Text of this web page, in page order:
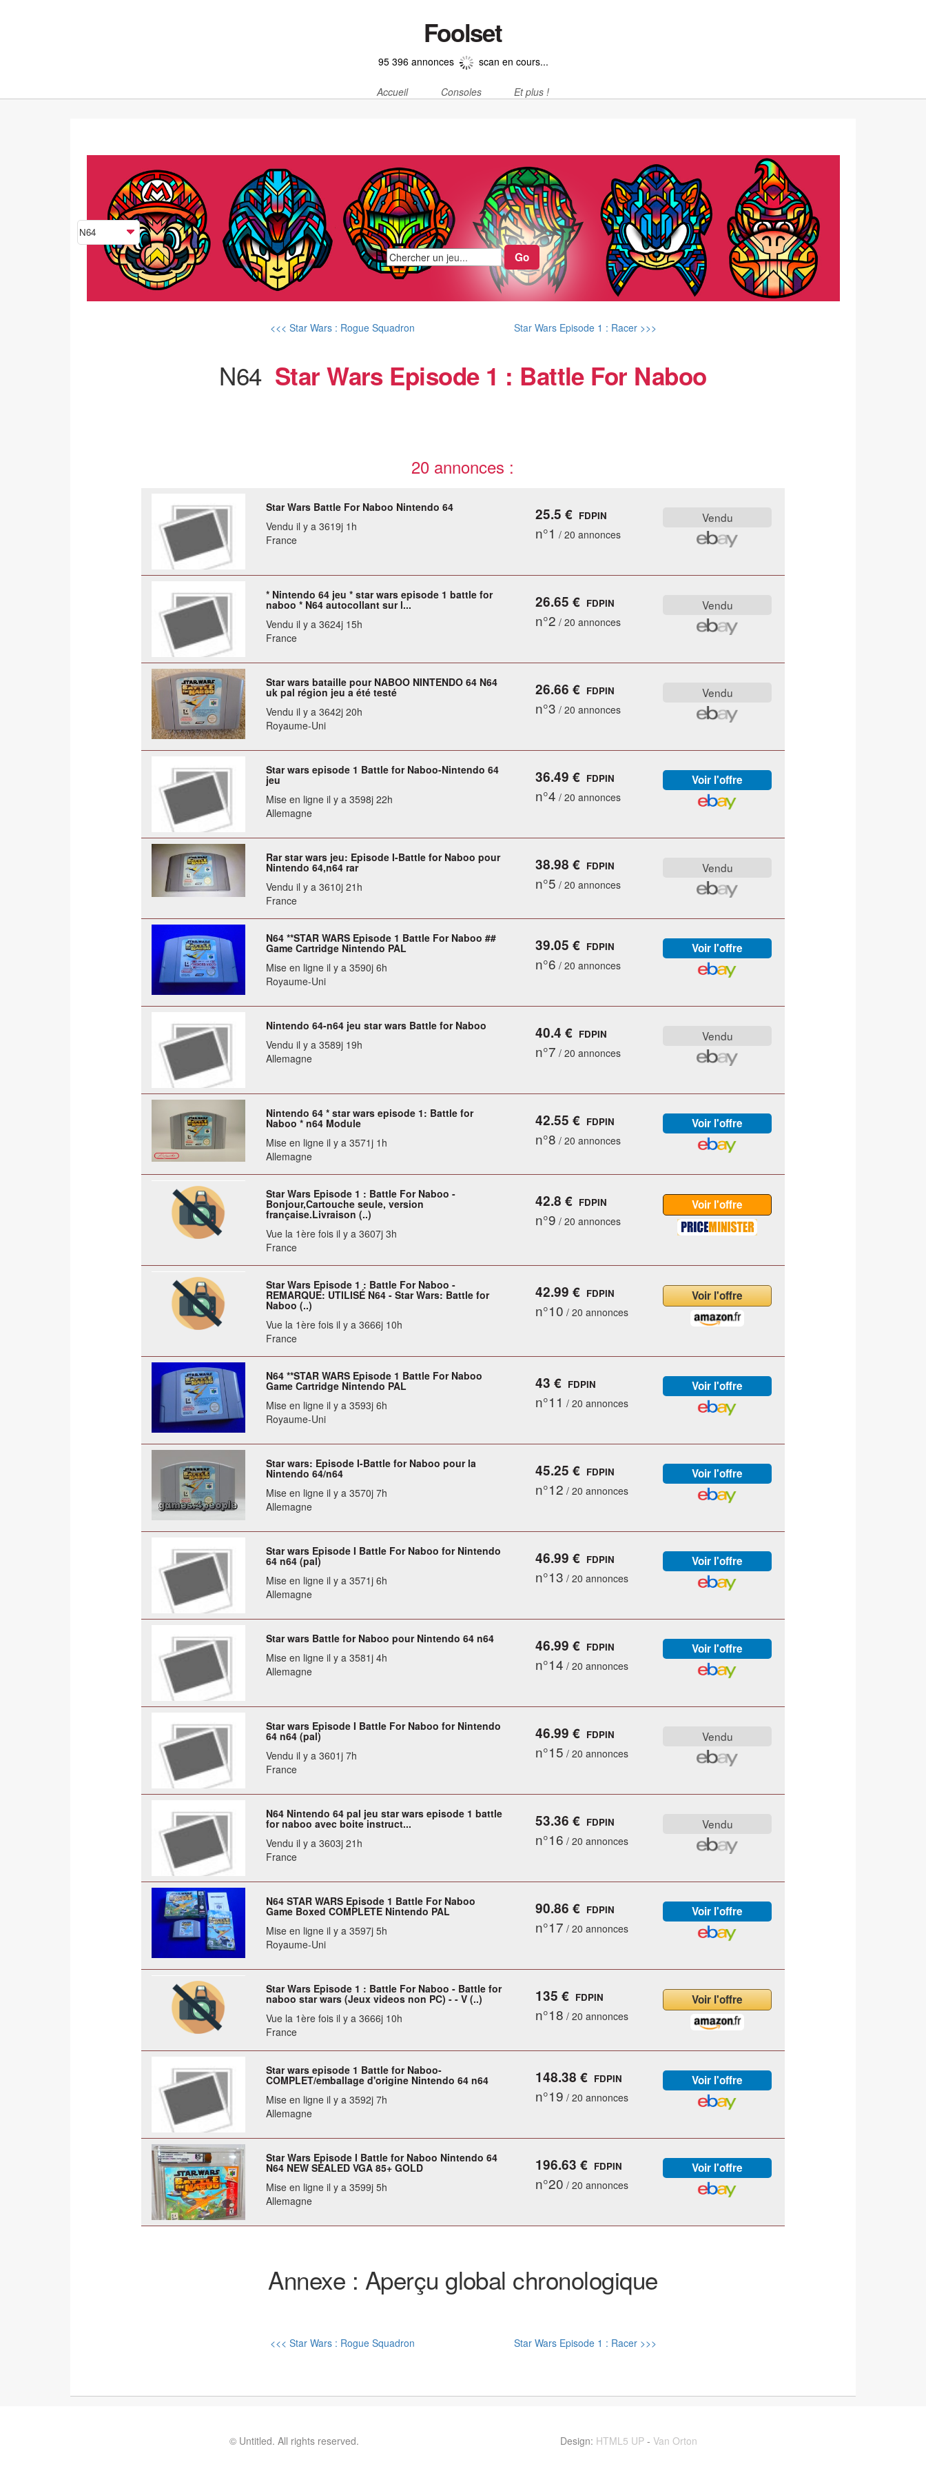
Foolset
95 396 annonces scan en cours...
Accueil Consoles Et plus !
<<< Star Wars : Rogue Squadron Star Wars Episode 1 : Racer >>>
N64 Star Wars Episode 1 : Battle For Naboo
20 annonces :
Star Wars Battle For Naboo Nintendo 64
Vendu il y a 3619j 1h
France
25.5 € FDPIN
n°1 / 20 annonces
* Nintendo 64 jeu * star wars episode 1 battle for
naboo * N64 autocollant sur l...
Vendu il y a 3624j 15h
France
26.65 € FDPIN
n°2 / 20 annonces
Star wars bataille pour NABOO NINTENDO 64 N64
uk pal région jeu a été testé
Vendu il y a 3642j 20h
Royaume-Uni
26.66 € FDPIN
n°3 / 20 annonces
Star wars episode 1 Battle for Naboo-Nintendo 64
jeu
Mise en ligne il y a 3598j 22h
Allemagne
36.49 € FDPIN
n°4 / 20 annonces
Rar star wars jeu: Episode I-Battle for Naboo pour
Nintendo 64,n64 rar
Vendu il y a 3610j 21h
France
38.98 € FDPIN
n°5 / 20 annonces
N64 **STAR WARS Episode 1 Battle For Naboo ##
Game Cartridge Nintendo PAL
Mise en ligne il y a 3590j 6h
Royaume-Uni
39.05 € FDPIN
n°6 / 20 annonces
Nintendo 64-n64 jeu star wars Battle for Naboo
Vendu il y a 3589j 19h
Allemagne
40.4 € FDPIN
n°7 / 20 annonces
Nintendo 64 * star wars episode 1: Battle for
Naboo * n64 Module
Mise en ligne il y a 3571j 1h
Allemagne
42.55 € FDPIN
n°8 / 20 annonces
Star Wars Episode 1 : Battle For Naboo -
Bonjour,Cartouche seule, version
française.Livraison (..)
Vue la 1ère fois il y a 3607j 3h
France
42.8 € FDPIN
n°9 / 20 annonces
Star Wars Episode 1 : Battle For Naboo -
REMARQUE: UTILISÉ N64 - Star Wars: Battle for
Naboo (..)
Vue la 1ère fois il y a 3666j 10h
France
42.99 € FDPIN
n°10 / 20 annonces
N64 **STAR WARS Episode 1 Battle For Naboo
Game Cartridge Nintendo PAL
Mise en ligne il y a 3593j 6h
Royaume-Uni
43 € FDPIN
n°11 / 20 annonces
Star wars: Episode I-Battle for Naboo pour la
Nintendo 64/n64
Mise en ligne il y a 3570j 7h
Allemagne
45.25 € FDPIN
n°12 / 20 annonces
Star wars Episode I Battle For Naboo for Nintendo
64 n64 (pal)
Mise en ligne il y a 3571j 6h
Allemagne
46.99 € FDPIN
n°13 / 20 annonces
Star wars Battle for Naboo pour Nintendo 64 n64
Mise en ligne il y a 3581j 4h
Allemagne
46.99 € FDPIN
n°14 / 20 annonces
Star wars Episode I Battle For Naboo for Nintendo
64 n64 (pal)
Vendu il y a 3601j 7h
France
46.99 € FDPIN
n°15 / 20 annonces
N64 Nintendo 64 pal jeu star wars episode 1 battle
for naboo avec boite instruct...
Vendu il y a 3603j 21h
France
53.36 € FDPIN
n°16 / 20 annonces
N64 STAR WARS Episode 1 Battle For Naboo
Game Boxed COMPLETE Nintendo PAL
Mise en ligne il y a 3597j 5h
Royaume-Uni
90.86 € FDPIN
n°17 / 20 annonces
Star Wars Episode 1 : Battle For Naboo - Battle for
naboo star wars (Jeux videos non PC) - - V (..)
Vue la 1ère fois il y a 3666j 10h
France
135 € FDPIN
n°18 / 20 annonces
Star wars episode 1 Battle for Naboo-
COMPLET/emballage d'origine Nintendo 64 n64
Mise en ligne il y a 3592j 7h
Allemagne
148.38 € FDPIN
n°19 / 20 annonces
Star Wars Episode I Battle for Naboo Nintendo 64
N64 NEW SEALED VGA 85+ GOLD
Mise en ligne il y a 3599j 5h
Allemagne
196.63 € FDPIN
n°20 / 20 annonces
Annexe : Aperçu global chronologique
<<< Star Wars : Rogue Squadron Star Wars Episode 1 : Racer >>>
© Untitled. All rights reserved. Design: HTML5 UP- Van Orton